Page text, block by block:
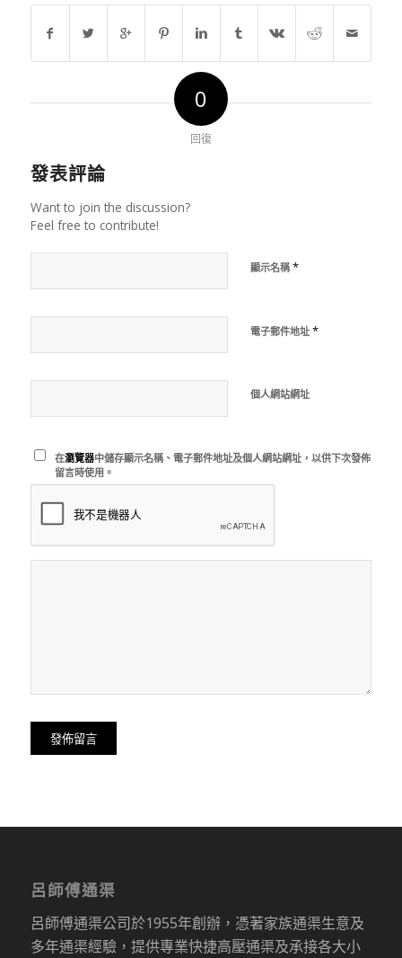
0
回復
發表評論
Want to join the discussion?
Feel free to contribute!
顯示名稱 *
電子郵件地址 *
個人網站網址
在瀏覽器中儲存顯示名稱、電子郵件地址及個人網站網址，以供下次發佈
留言時使用。
呂師傅通渠
呂師傅通渠公司於1955年創辦，憑著家族通渠生意及
多年通渠經驗，提供專業快捷高壓通渠及承接各大小